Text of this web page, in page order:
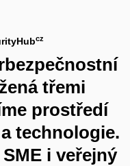
cz
třemi
prostředí
technologie.
i veřejný